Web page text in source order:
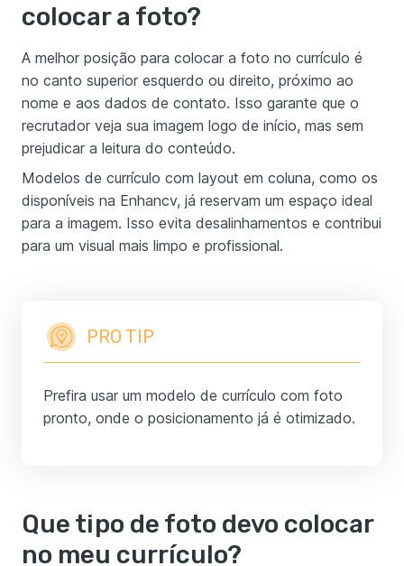
colocar a foto?
A melhor posição para colocar a foto no currículo é
no canto superior esquerdo ou direito, próximo ao
nome e aos dados de contato. Isso garante que o
recrutador veja sua imagem logo de início, mas sem
prejudicar a leitura do conteúdo.
Modelos de currículo com layout em coluna, como os
disponíveis na Enhancv, já reservam um espaço ideal
para a imagem. Isso evita desalinhamentos e contribui
para um visual mais limpo e profissional.
PRO TIP
Prefira usar um modelo de currículo com foto
pronto, onde o posicionamento já é otimizado.
Que tipo de foto devo colocar
no meu currículo?